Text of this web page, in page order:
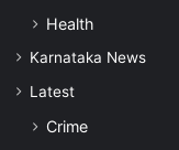
Health
Karnataka News
Latest
Crime